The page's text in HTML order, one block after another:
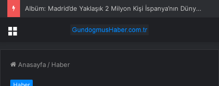
Albüm: Madrid’de Yaklaşık 2 Milyon Kişi İspanya’nın Dünya Kupası Zaferini Kutladı
Menü
Anasayfa / Haber